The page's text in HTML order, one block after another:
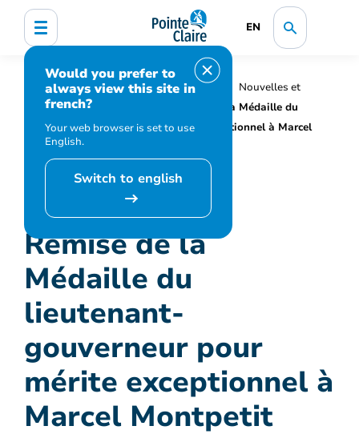
EN
Would you prefer to
always view this site in
french?
Your web browser is set to use
English.
Switch to english
Accueil Organisation municipale
Nouvelles et
médias
Actualités
Remise de la Médaille du
lieutenant-gouverneur pour mérite exceptionnel à Marcel
Montpetit
Remise de la
Médaille du
lieutenant-
gouverneur pour
mérite exceptionnel à
Marcel Montpetit